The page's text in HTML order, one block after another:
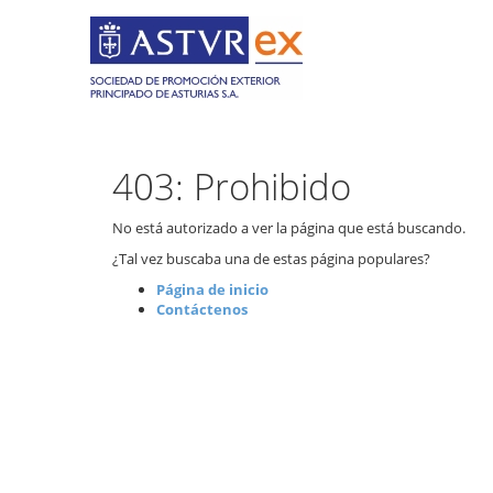
403: Prohibido
No está autorizado a ver la página que está buscando.
¿Tal vez buscaba una de estas página populares?
Página de inicio
Contáctenos